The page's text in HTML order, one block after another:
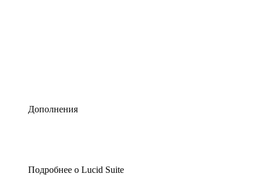
Дополнения
Подробнее о Lucid Suite